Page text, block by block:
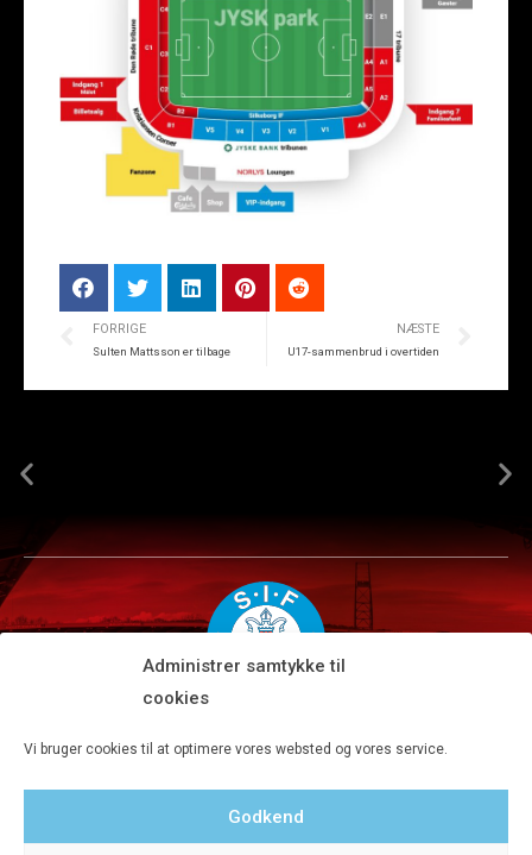
Administrer samtykke til
cookies
Vi bruger cookies til at optimere vores websted og vores service.
Godkend
FORRIGE
Sulten Mattsson er tilbage
NÆSTE
U17-sammenbrud i overtiden
Tlf 8680 4477 · Fax 8680 4647 · Kontortid man-fre kl. 9-15